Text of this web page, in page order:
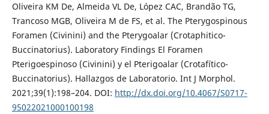
Oliveira KM De, Almeida VL De, López CAC, Brandão TG,
Trancoso MGB, Oliveira M de FS, et al. The Pterygospinous
Foramen (Civinini) and the Pterygoalar (Crotaphitico-
Buccinatorius). Laboratory Findings El Foramen
Pterigoespinoso (Civinini) y el Pterigoalar (Crotafítico-
Buccinatorius). Hallazgos de Laboratorio. Int J Morphol.
2021;39(1):198–204. DOI: http://dx.doi.org/10.4067/S0717-
95022021000100198